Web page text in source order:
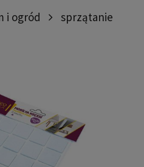
i ogród
sprzątanie